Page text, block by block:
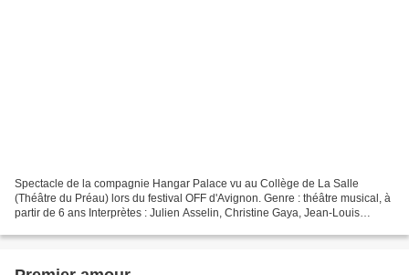
Spectacle de la compagnie Hangar Palace vu au Collège de La Salle
(Théâtre du Préau) lors du festival OFF d'Avignon. Genre : théâtre musical, à
partir de 6 ans Interprètes : Julien Asselin, Christine Gaya, Jean-Louis